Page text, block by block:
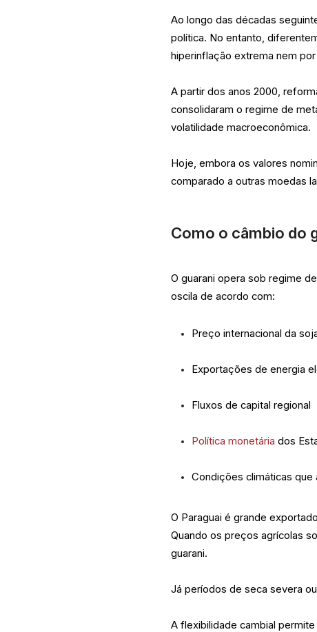
Ao longo das décadas
política. No entanto,
hiperinflação extrema nem
A partir dos anos 2000,
consolidaram o regime de
volatilidade macroeconômica.
Hoje, embora os valores
comparado a outras moedas
Como o câmbio do
O guarani opera sob regime
oscila de acordo com:
Preço internacional da
Exportações de energia
Fluxos de capital regional
Política monetária dos
Condições climáticas
O Paraguai é grande
Quando os preços agrícolas
guarani.
Já períodos de seca severa
A flexibilidade cambial